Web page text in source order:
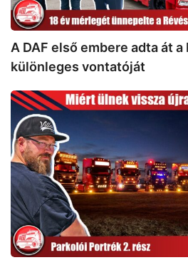
csoport
különleges
vontatóját
A DAF első embere adta át
különleges vontatóját
Parkolói
Portrék
2.
rész:
Miért
ülnek
vissza
újra
és
újra